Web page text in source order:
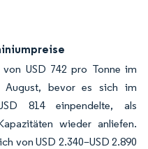
USD 742 pro Tonne im
bevor es sich im
814 einpendelte, als
wieder anliefen.
von USD 2.340–USD 2.890